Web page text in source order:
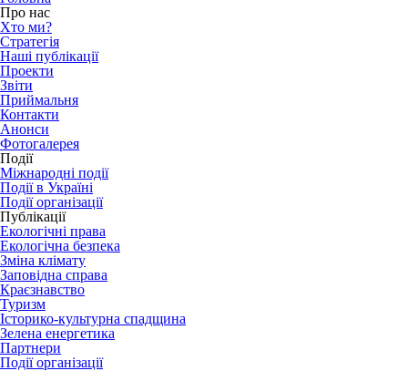
Про нас
Хто ми?
Стратегія
Наші публікації
Проекти
Звіти
Приймальня
Контакти
Анонси
Фотогалерея
Події
Міжнародні події
Події в Україні
Події організації
Публікації
Екологічні права
Екологічна безпека
Зміна клімату
Заповідна справа
Краєзнавство
Туризм
Історико-культурна спадщина
Зелена енергетика
Партнери
Події організації